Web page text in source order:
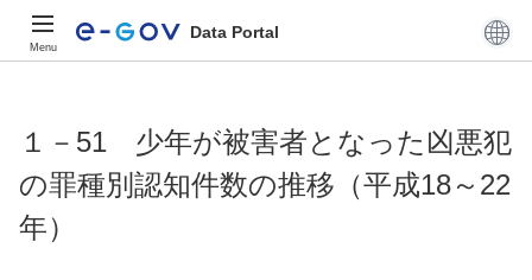
Menu
Data Portal
１－51 少年が被害者となった凶悪犯
の罪種別認知件数の推移（平成18～22
年）